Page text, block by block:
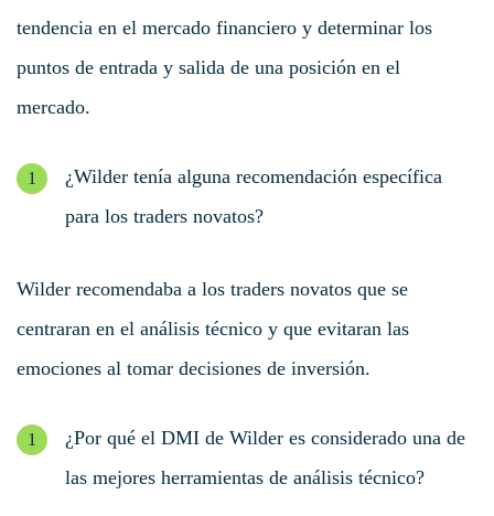
tendencia en el mercado financiero y determinar los
puntos de entrada y salida de una posición en el
mercado.
¿Wilder tenía alguna recomendación específica
para los traders novatos?
Wilder recomendaba a los traders novatos que se
centraran en el análisis técnico y que evitaran las
emociones al tomar decisiones de inversión.
¿Por qué el DMI de Wilder es considerado una de
las mejores herramientas de análisis técnico?